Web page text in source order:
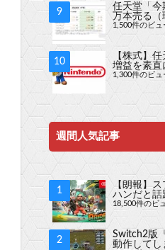
任天堂「
万本売る（
1,500件のビュ
【株式】
増益を素直
1,300件のビュ
週間人気記事
【朗報】
ハンだと話
18,500件のビ
Switch2版
動作してし